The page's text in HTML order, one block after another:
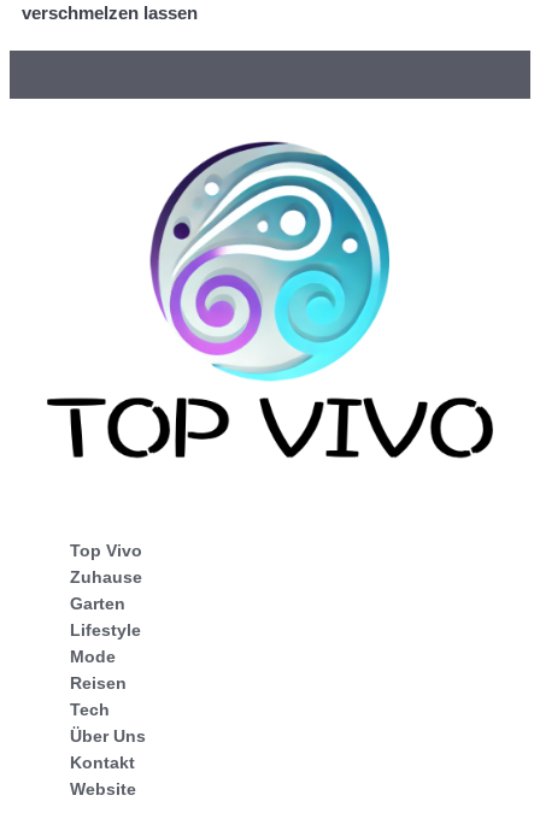
verschmelzen lassen
Top Vivo
Zuhause
Garten
Lifestyle
Mode
Reisen
Tech
Über Uns
Kontakt
Website